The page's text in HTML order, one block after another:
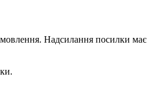
Надсилання